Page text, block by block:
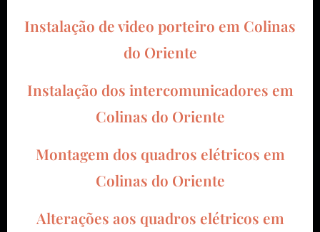
Instalação de video porteiro em Colinas
do Oriente
Instalação dos intercomunicadores em
Colinas do Oriente
Montagem dos quadros elétricos em
Colinas do Oriente
Alterações aos quadros elétricos em